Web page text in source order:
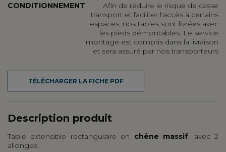
CONDITIONNEMENT
Afin de réduire le risque de casse
transport et faciliter l'accès à certains
espaces, nos tables sont livrées avec
les pieds démontables. Le service
montage est compris dans la livraison
et sera assuré par nos transporteurs
TÉLÉCHARGER LA FICHE PDF
Description produit
Table extensible rectangulaire en chêne massif, avec 2
allonges.